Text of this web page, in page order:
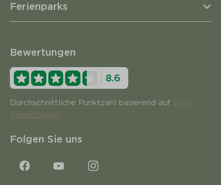
Ferienparks
Bewertungen
8.6
Durchschnittliche Punktzahl basierend auf 2407
Bewertungen
Folgen Sie uns